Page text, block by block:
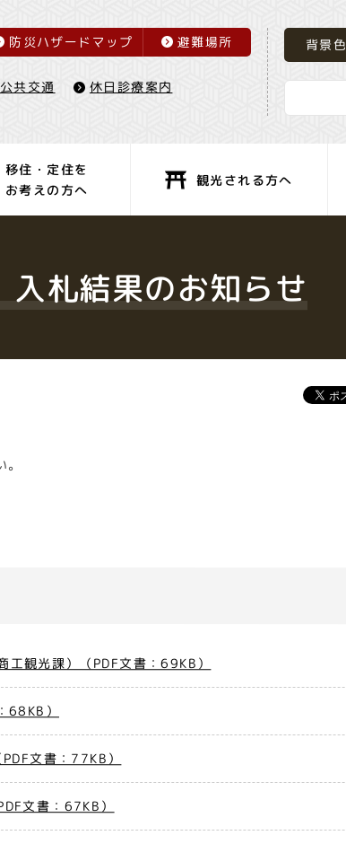
防災ハザードマップ 避難場所
公共交通 休日診療案内
背景色
移住・定住を
お考えの方へ
観光される方へ
札結果のお知らせ
観光課）（PDF文書：69KB）
）
文書：77KB）
文書：67KB）